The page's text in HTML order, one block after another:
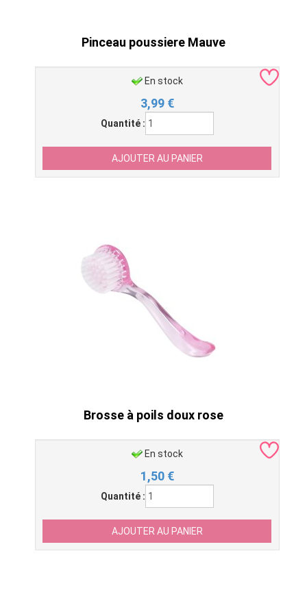
Pinceau poussiere Mauve
En stock
3,99 €
Quantité :
Brosse à poils doux rose
En stock
1,50 €
Quantité :